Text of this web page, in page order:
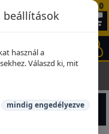
beállítások
használ a
Válaszd ki, mit
mindig engedélyezve
0